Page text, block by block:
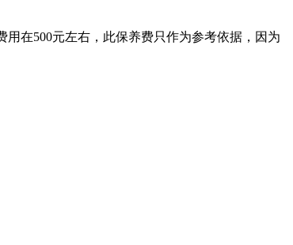
在500元左右，此保养费只作为参考依据，因为